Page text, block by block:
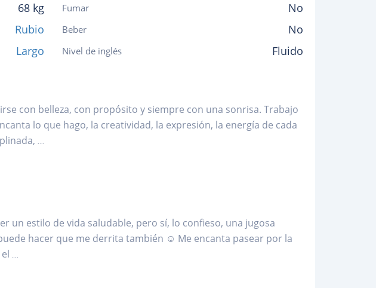
68 kg
Rubio
Largo
Fumar No
Beber No
Nivel de inglés Fluido
con belleza, con propósito y siempre con una sonrisa. Trabajo
lo que hago, la creatividad, la expresión, la energía de cada
...
un estilo de vida saludable, pero sí, lo confieso, una jugosa
hacer que me derrita también ☺️ Me encanta pasear por la
...